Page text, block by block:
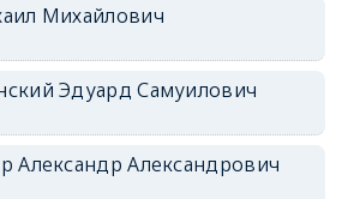
Михайлович
Эдуард Самуилович
Александр Александрович